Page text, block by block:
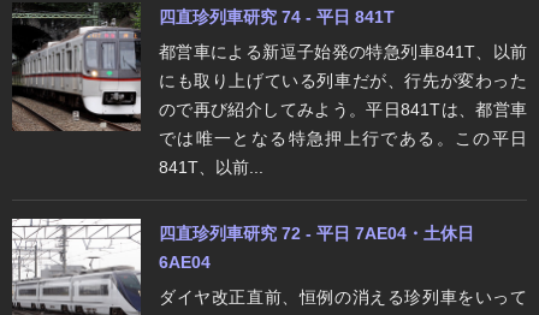
四直珍列車研究 74 - 平日 841T
都営車による新逗子始発の特急列車841T、以前
にも取り上げている列車だが、行先が変わった
ので再び紹介してみよう。平日841Tは、都営車
では唯一となる特急押上行である。この平日
841T、以前...
四直珍列車研究 72 - 平日 7AE04・土休日
6AE04
ダイヤ改正直前、恒例の消える珍列車をいって